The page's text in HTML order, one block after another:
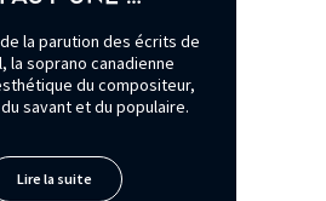
de la parution des écrits de
la soprano canadienne
du compositeur,
savant et du populaire.
Lire la suite